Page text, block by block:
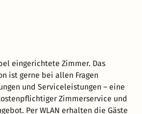
eingerichtete Zimmer. Das
ist gerne bei allen Fragen
und Serviceleistungen – eine
Zimmerservice und
Per WLAN erhalten die Gäste